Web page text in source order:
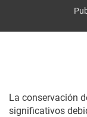
La conservación
significativos